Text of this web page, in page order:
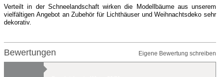
Verteilt in der Schneelandschaft wirken die Modellbäume aus unserem
vielfältigen Angebot an Zubehör für Lichthäuser und Weihnachtsdeko sehr
dekorativ.
Bewertungen Eigene Bewertung schreiben